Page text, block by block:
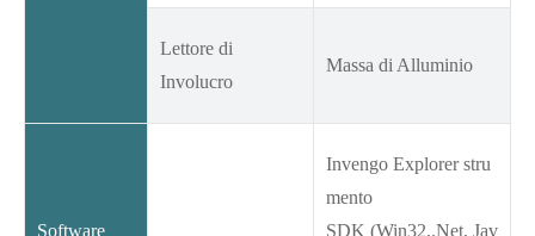
Lettore di
Involucro
Massa di Alluminio
Software
Invengo Explorer stru
mento
SDK (Win32,.Net, Jav